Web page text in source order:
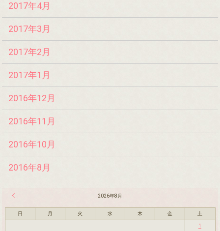
2017年4月
2017年3月
2017年2月
2017年1月
2016年12月
2016年11月
2016年10月
2016年8月
2026年8月
日 月 火 水 木 金 土
1